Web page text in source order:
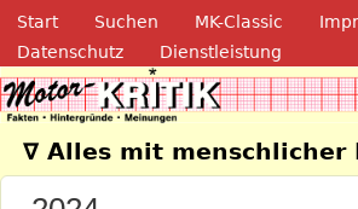
Direkt zum Inhalt
Navigation
Start Suchen MK-Classic
Datenschutz
Dienstleistung
Motor-
∇ Alles mit menschlicher